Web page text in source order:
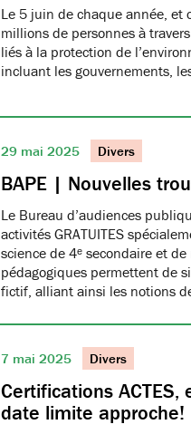
Le 5 juin de chaque année, et
millions de personnes à
liés à la protection de
incluant les gouvernements,
29 mai 2025 Divers
BAPE | Nouvelles
Le Bureau d’audiences
activités GRATUITES
science de 4ᵉ secondaire et
pédagogiques permettent de
fictif, alliant ainsi les notions
7 mai 2025 Divers
Certifications
date limite approche!